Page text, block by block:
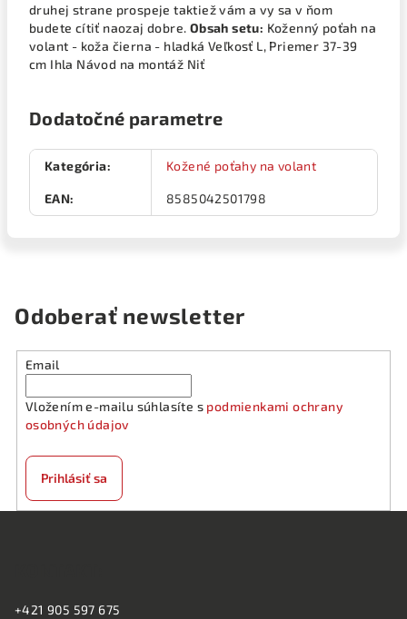
druhej strane prospeje taktiež vám a vy sa v ňom
budete cítiť naozaj dobre. Obsah setu: Koženný poťah na
volant - koža čierna - hladká Veľkosť L, Priemer 37-39
cm Ihla Návod na montáž Niť
Dodatočné parametre
Kategória: Kožené poťahy na volant
EAN: 8585042501798
Odoberať newsletter
Email
Vložením e-mailu súhlasíte s podmienkami ochrany
osobných údajov
Prihlásiť sa
+421 905 597 675